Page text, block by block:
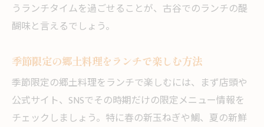
うランチタイムを過ごせることが、古谷でのランチの醍
醐味と言えるでしょう。
季節限定の郷土料理をランチで楽しむ方法
季節限定の郷土料理をランチで楽しむには、まず店頭や
公式サイト、SNSでその時期だけの限定メニュー情報を
チェックしましょう。特に春の新玉ねぎや鯛、夏の新鮮